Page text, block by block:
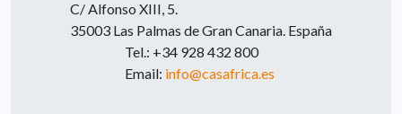
C/ Alfonso XIII, 5.
35003 Las Palmas de Gran Canaria. España
Tel.: +34 928 432 800
Email: info@casafrica.es